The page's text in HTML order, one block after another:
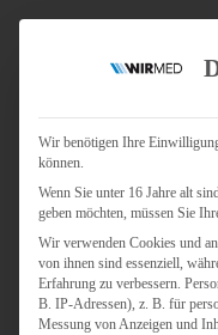
Jobs
Für Unternehmen
Wir benötigen Ihre
können.
Wenn Sie unter 16 Jahre alt
geben möchten, müssen Sie
Wir verwenden Cookies und
von ihnen sind essenziell,
Erfahrung zu verbessern.
B. IP-Adressen), z. B. für
Messung von Anzeigen und